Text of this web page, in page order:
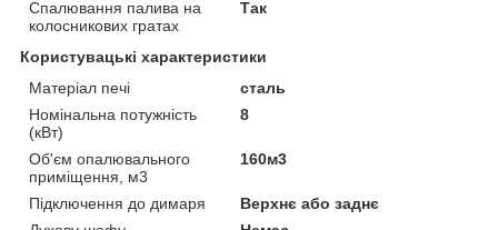
Спалювання палива на
колосникових гратах
Так
Користувацькі характеристики
Матеріал печі
сталь
Номінальна потужність
(кВт)
8
Об'єм опалювального
приміщення, м3
160м3
Підключення до димаря
Верхнє або заднє